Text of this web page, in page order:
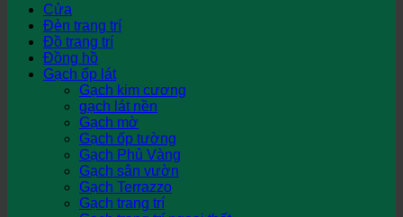
Cửa
Đèn trang trí
Đồ trang trí
Đồng hồ
Gạch ốp lát
Gạch kim cương
gạch lát nền
Gạch mờ
Gạch ốp tường
Gạch Phủ Vàng
Gạch sân vườn
Gạch Terrazzo
Gạch trang trí